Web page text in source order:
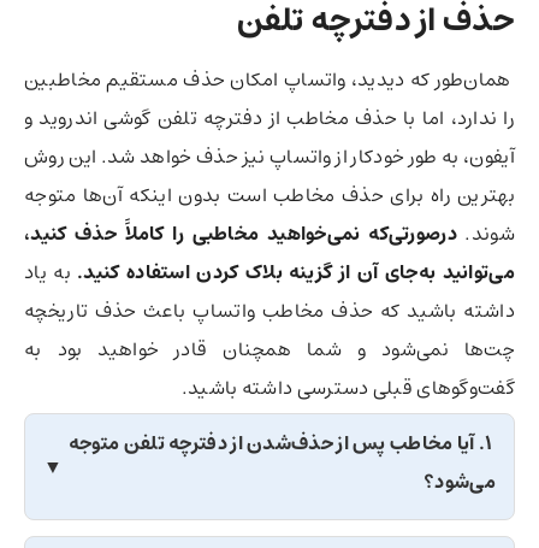
حذف از دفترچه تلفن
همان‌طور که دیدید، واتساپ امکان حذف مستقیم مخاطبین
را ندارد، اما با حذف مخاطب از دفترچه تلفن گوشی اندروید و
آیفون، به طور خودکار از واتساپ نیز حذف خواهد شد. این روش
بهترین راه برای حذف مخاطب است بدون اینکه آن‌ها متوجه
شوند.درصورتی‌که نمی‌خواهید مخاطبی را کاملاً حذف کنید،
می‌توانید به‌جای آن از گزینه بلاک کردن استفاده کنید. به یاد
داشته باشید که حذف مخاطب واتساپ باعث حذف تاریخچه
چت‌ها نمی‌شود و شما همچنان قادر خواهید بود به
گفت‌وگوهای قبلی دسترسی داشته باشید.
۱. آیا مخاطب پس از حذف‌شدن از دفترچه تلفن متوجه
می‌شود؟